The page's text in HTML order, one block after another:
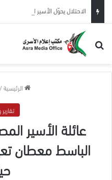
بحث عن
الرئيسية/
عائلة الأسير
الباسط معطان